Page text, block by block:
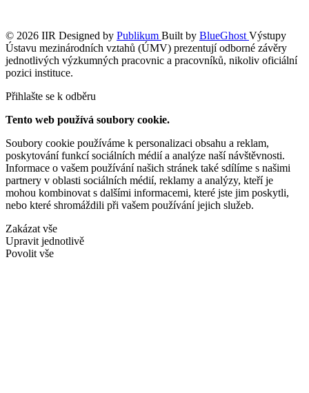
© 2026 IIR Designed by Publikum Built by BlueGhost Výstupy
Ústavu mezinárodních vztahů (ÚMV) prezentují odborné závěry
jednotlivých výzkumných pracovnic a pracovníků, nikoliv oficiální
pozici instituce.
Přihlašte se k odběru
Tento web používá soubory cookie.
Soubory cookie používáme k personalizaci obsahu a reklam,
poskytování funkcí sociálních médií a analýze naší návštěvnosti.
Informace o vašem používání našich stránek také sdílíme s našimi
partnery v oblasti sociálních médií, reklamy a analýzy, kteří je
mohou kombinovat s dalšími informacemi, které jste jim poskytli,
nebo které shromáždili při vašem používání jejich služeb.
Zakázat vše
Upravit jednotlivě
Povolit vše